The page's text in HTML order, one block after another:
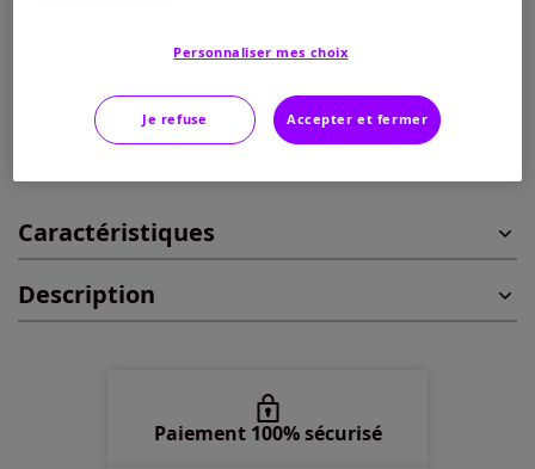
En stock
48 -En stock
50 -En stock
ou 3 fois 28,34 € sans frais ?
Ajouter au panier
Caractéristiques
Description
Paiement 100% sécurisé
Personnaliser mes choix
Je refuse Accepter et fermer